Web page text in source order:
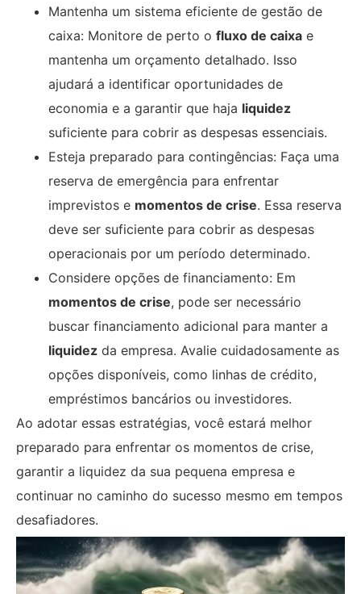
Mantenha um sistema eficiente de gestão de
caixa: Monitore de perto o fluxo de caixa e
mantenha um orçamento detalhado. Isso
ajudará a identificar oportunidades de
economia e a garantir que haja liquidez
suficiente para cobrir as despesas essenciais.
Esteja preparado para contingências: Faça uma
reserva de emergência para enfrentar
imprevistos e momentos de crise. Essa reserva
deve ser suficiente para cobrir as despesas
operacionais por um período determinado.
Considere opções de financiamento: Em
momentos de crise, pode ser necessário
buscar financiamento adicional para manter a
liquidez da empresa. Avalie cuidadosamente as
opções disponíveis, como linhas de crédito,
empréstimos bancários ou investidores.
Ao adotar essas estratégias, você estará melhor
preparado para enfrentar os momentos de crise,
garantir a liquidez da sua pequena empresa e
continuar no caminho do sucesso mesmo em tempos
desafiadores.